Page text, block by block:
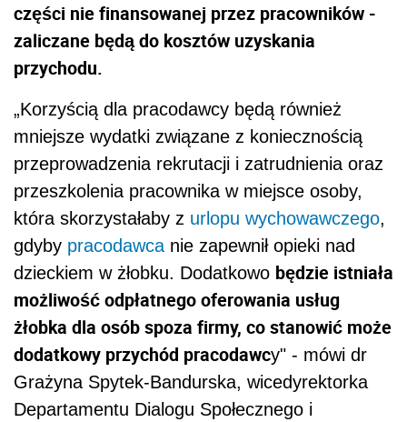
części nie finansowanej przez pracowników -
zaliczane będą do kosztów uzyskania
przychodu.
„Korzyścią dla pracodawcy będą również
mniejsze wydatki związane z koniecznością
przeprowadzenia rekrutacji i zatrudnienia oraz
przeszkolenia pracownika w miejsce osoby,
która skorzystałaby z urlopu wychowawczego,
gdyby pracodawca nie zapewnił opieki nad
dzieckiem w żłobku. Dodatkowo będzie istniała
możliwość odpłatnego oferowania usług
żłobka dla osób spoza firmy, co stanowić może
dodatkowy przychód pracodawcy" - mówi dr
Grażyna Spytek-Bandurska, wicedyrektorka
Departamentu Dialogu Społecznego i